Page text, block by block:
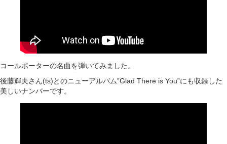
コールポーターの名曲を弾いてみました。
後藤輝夫さん(ts)とのニューアルバム”Glad There is You”にも収録した
美しいナンバーです。